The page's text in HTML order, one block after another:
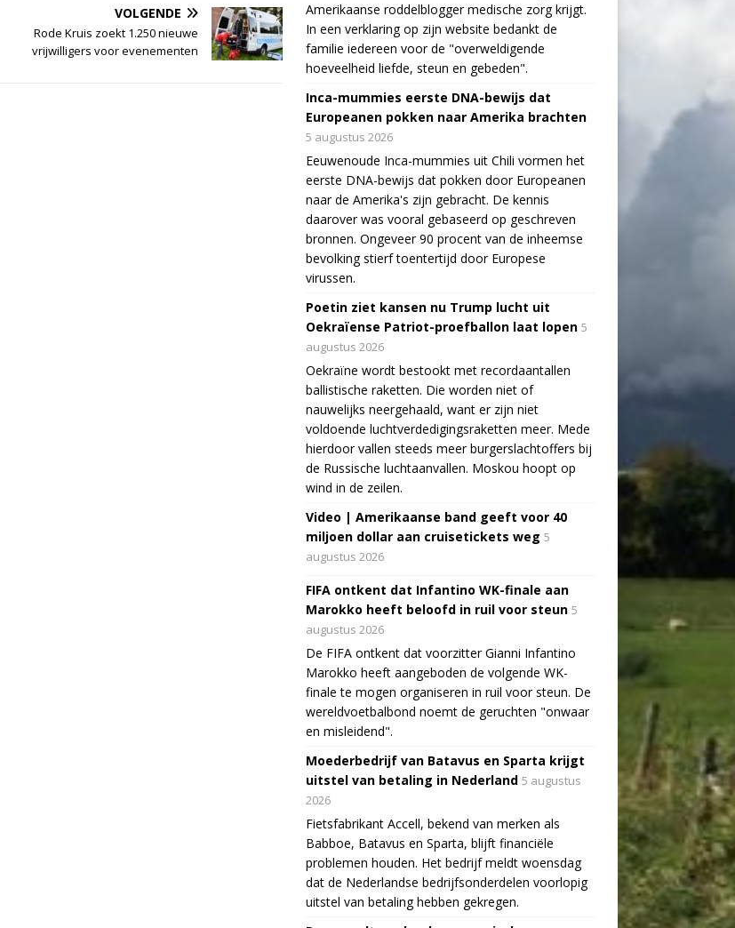
VOLGENDE
Rode Kruis zoekt 1.250 nieuwe
vrijwilligers voor evenementen
Amerikaanse roddelblogger medische zorg krijgt.
In een verklaring op zijn website bedankt de
familie iedereen voor de "overweldigende
hoeveelheid liefde, steun en gebeden".
Inca-mummies eerste DNA-bewijs dat
Europeanen pokken naar Amerika brachten
5 augustus 2026
Eeuwenoude Inca-mummies uit Chili vormen het
eerste DNA-bewijs dat pokken door Europeanen
naar de Amerika's zijn gebracht. De kennis
daarover was vooral gebaseerd op geschreven
bronnen. Ongeveer 90 procent van de inheemse
bevolking stierf toentertijd door Europese
virussen.
Poetin ziet kansen nu Trump lucht uit
Oekraïense Patriot-proefballon laat lopen 5
augustus 2026
Oekraïne wordt bestookt met recordaantallen
ballistische raketten. Die worden niet of
nauwelijks neergehaald, want er zijn niet
voldoende luchtverdedigingsraketten meer. Mede
hierdoor vallen steeds meer burgerslachtoffers bij
de Russische luchtaanvallen. Moskou hoopt op
wind in de zeilen.
Video | Amerikaanse band geeft voor 40
miljoen dollar aan cruisetickets weg 5
augustus 2026
FIFA ontkent dat Infantino WK-finale aan
Marokko heeft beloofd in ruil voor steun 5
augustus 2026
De FIFA ontkent dat voorzitter Gianni Infantino
Marokko heeft aangeboden de volgende WK-
finale te mogen organiseren in ruil voor steun. De
wereldvoetbalbond noemt de geruchten "onwaar
en misleidend".
Moederbedrijf van Batavus en Sparta krijgt
uitstel van betaling in Nederland 5 augustus
2026
Fietsfabrikant Accell, bekend van merken als
Babboe, Batavus en Sparta, blijft financiële
problemen houden. Het bedrijf meldt woensdag
dat de Nederlandse bedrijfsonderdelen voorlopig
uitstel van betaling hebben gekregen.